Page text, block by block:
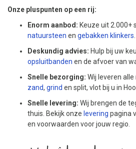
Onze pluspunten op een rij:
Enorm aanbod: Keuze uit 2.000+
natuursteen en gebakken klinkers
Deskundig advies: Hulp bij uw
opsluitbanden en de afvoer van
Snelle bezorging: Wij leveren
zand, grind en split, vlot bij u in
Snelle levering: Wij brengen de
thuis. Bekijk onze levering pagina
en voorwaarden voor jouw regio.